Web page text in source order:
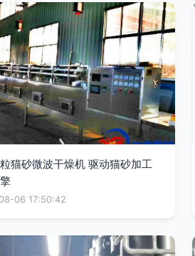
猫砂微波干燥机 驱动猫砂加工
06 17:50:42